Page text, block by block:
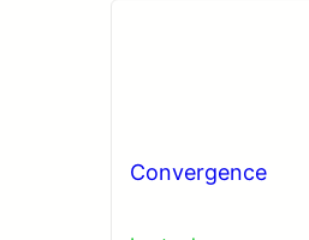
Convergence